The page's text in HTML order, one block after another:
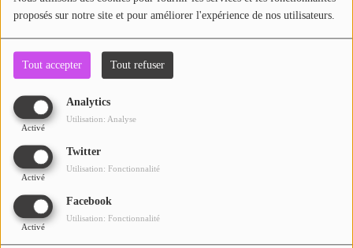
proposés sur notre site et pour améliorer l'expérience de nos utilisateurs.
Tout accepter Tout refuser
Analytics
Activé
Utilisation: Analyse
Twitter
Activé
Utilisation: Fonctionnalité
Facebook
Activé
Utilisation: Fonctionnalité
Lire la suite
Top Titres
1 WONDERWALL
DON'T LOOK BACK IN ANGER